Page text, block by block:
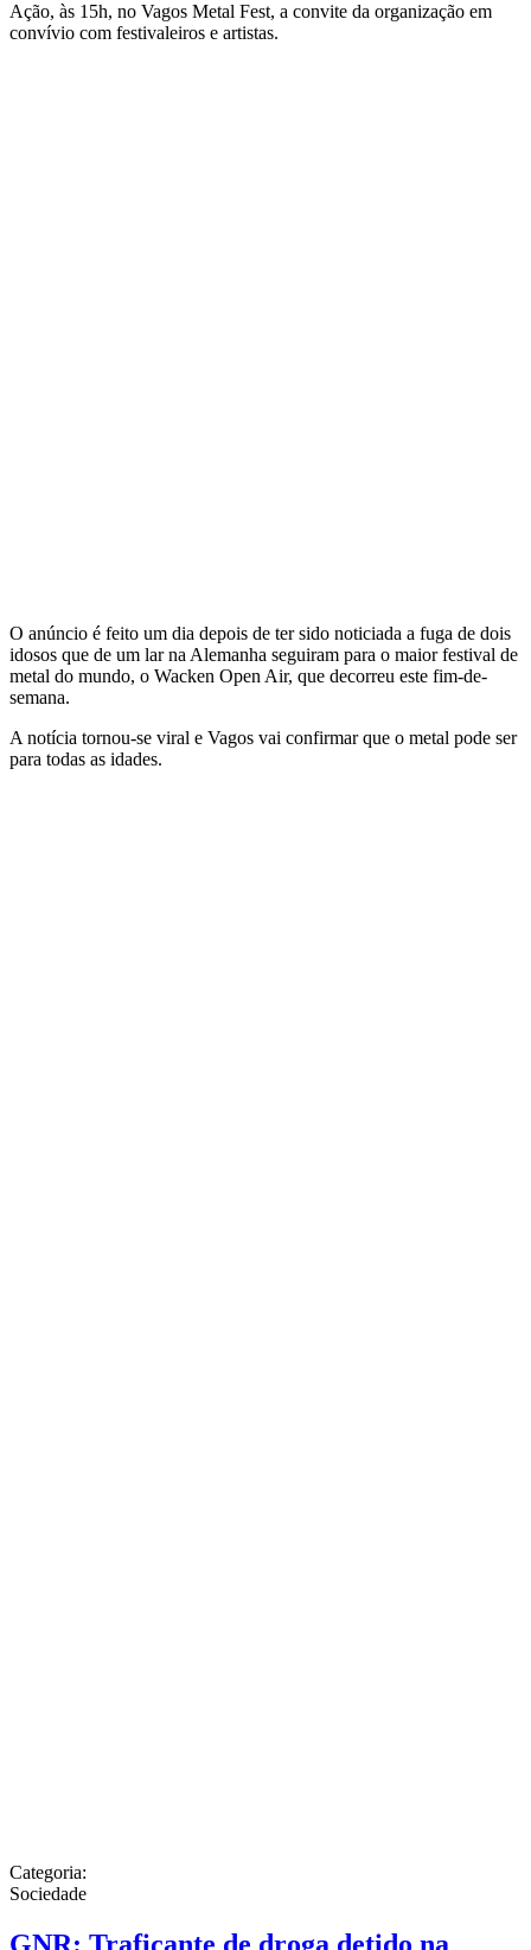
Ação, às 15h, no Vagos Metal Fest, a convite da organização em
convívio com festivaleiros e artistas.
O anúncio é feito um dia depois de ter sido noticiada a fuga de dois
idosos que de um lar na Alemanha seguiram para o maior festival de
metal do mundo, o Wacken Open Air, que decorreu este fim-de-
semana.
A notícia tornou-se viral e Vagos vai confirmar que o metal pode ser
para todas as idades.
Categoria:
Sociedade